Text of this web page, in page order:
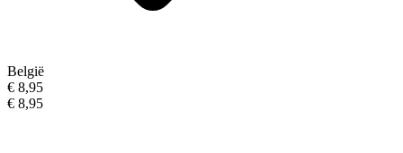
België
€ 8,95
€ 8,95